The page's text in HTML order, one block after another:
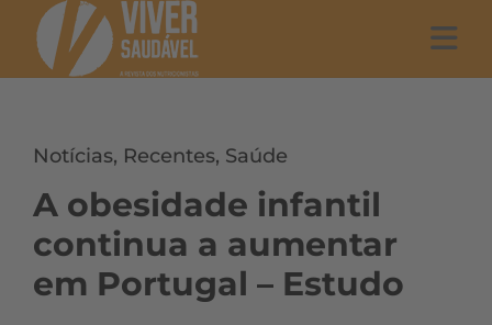
Notícias, Recentes, Saúde
A obesidade infantil
continua a aumentar
em Portugal – Estudo